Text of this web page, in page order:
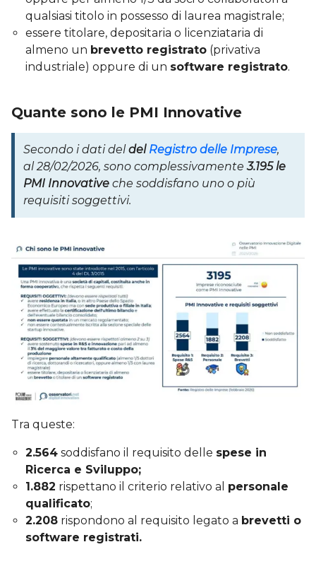
qualsiasi titolo in possesso di laurea magistrale;
essere titolare, depositaria o licenziataria di
almeno un brevetto registrato (privativa
industriale) oppure di un software registrato.
Quante sono le PMI Innovative
Secondo i dati deldel Registro delle Imprese,
al 28/02/2026, sono complessivamente3.195 le
PMI Innovative che soddisfano uno o più
requisiti soggettivi.
Tra queste:
2.564 soddisfano il requisito delle spese in
Ricerca e Sviluppo;
1.882 rispettano il criterio relativo al personale
qualificato;
2.208 rispondono al requisito legato a brevetti o
software registrati.